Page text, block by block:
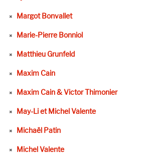
Margot Bonvallet
Marie-Pierre Bonniol
Matthieu Grunfeld
Maxim Cain
Maxim Cain & Victor Thimonier
May-Li et Michel Valente
Michaël Patin
Michel Valente